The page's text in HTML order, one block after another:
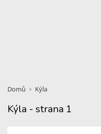
Domů Kýla
Kýla - strana 1